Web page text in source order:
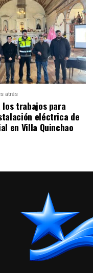
atrás
los trabajos para
eléctrica de
en Villa Quinchao